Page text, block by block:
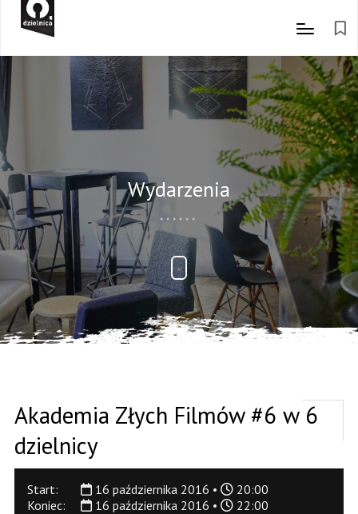
Wydarzenia
Akademia Złych Filmów #6 w 6
dzielnicy
Start: 16 października 2016 •
20:00
Koniec:
16 października 2016 • 22:00